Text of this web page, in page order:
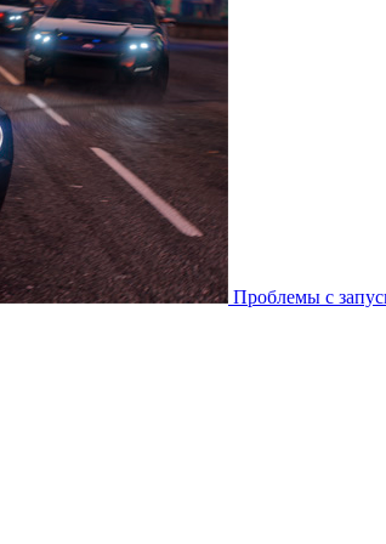
Проблемы с